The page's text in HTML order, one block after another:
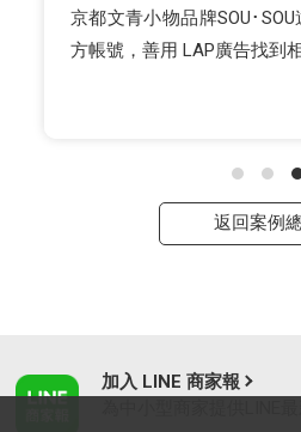
京都文青小物品牌SOU･
方帳號，善用 LAP廣告找到
返回案例
加入 LINE 商家報